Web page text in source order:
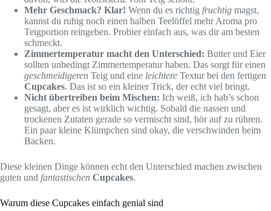
Mehr Geschmack? Klar! Wenn du es richtig fruchtig magst,
kannst du ruhig noch einen halben Teelöffel mehr Aroma pro
Teigportion reingeben. Probier einfach aus, was dir am besten
schmeckt.
Zimmertemperatur macht den Unterschied: Butter und Eier
sollten unbedingt Zimmertemperatur haben. Das sorgt für einen
geschmeidigeren Teig und eine leichtere Textur bei den fertigen
Cupcakes. Das ist so ein kleiner Trick, der echt viel bringt.
Nicht übertreiben beim Mischen: Ich weiß, ich hab’s schon
gesagt, aber es ist wirklich wichtig. Sobald die nassen und
trockenen Zutaten gerade so vermischt sind, hör auf zu rühren.
Ein paar kleine Klümpchen sind okay, die verschwinden beim
Backen.
Diese kleinen Dinge können echt den Unterschied machen zwischen
guten und fantastischen Cupcakes.
Warum diese Cupcakes einfach genial sind